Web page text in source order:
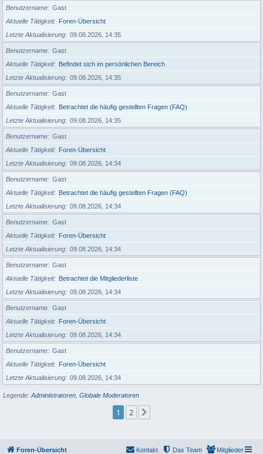
Benutzername
Gast
Aktuelle Tätigkeit
Foren-Übersicht
Letzte Aktualisierung
09.08.2026, 14:35
Benutzername
Gast
Aktuelle Tätigkeit
Befindet sich im persönlichen Bereich
Letzte Aktualisierung
09.08.2026, 14:35
Benutzername
Gast
Aktuelle Tätigkeit
Betrachtet die häufig gestellten Fragen (FAQ)
Letzte Aktualisierung
09.08.2026, 14:35
Benutzername
Gast
Aktuelle Tätigkeit
Foren-Übersicht
Letzte Aktualisierung
09.08.2026, 14:34
Benutzername
Gast
Aktuelle Tätigkeit
Betrachtet die häufig gestellten Fragen (FAQ)
Letzte Aktualisierung
09.08.2026, 14:34
Benutzername
Gast
Aktuelle Tätigkeit
Foren-Übersicht
Letzte Aktualisierung
09.08.2026, 14:34
Benutzername
Gast
Aktuelle Tätigkeit
Betrachtet die Mitgliederliste
Letzte Aktualisierung
09.08.2026, 14:34
Benutzername
Gast
Aktuelle Tätigkeit
Foren-Übersicht
Letzte Aktualisierung
09.08.2026, 14:34
Benutzername
Gast
Aktuelle Tätigkeit
Foren-Übersicht
Letzte Aktualisierung
09.08.2026, 14:34
Legende: Administratoren Globale Moderatoren
1 2
Foren-Übersicht Mitglieder
Das Team
Kontakt